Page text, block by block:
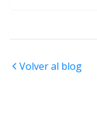
Volver al blog